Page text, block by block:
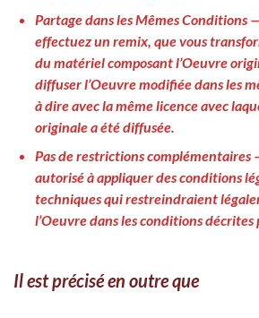
Partage dans les Mêmes Conditions
effectuez un remix, que vous
du matériel composant l’Oeuvre
diffuser l’Oeuvre modifiée dans les
à dire avec la même licence avec
originale a été diffusée.
Pas de restrictions complémentaires
autorisé à appliquer des conditions
techniques qui restreindraient
l’Oeuvre dans les conditions décrites
Il est précisé en outre que